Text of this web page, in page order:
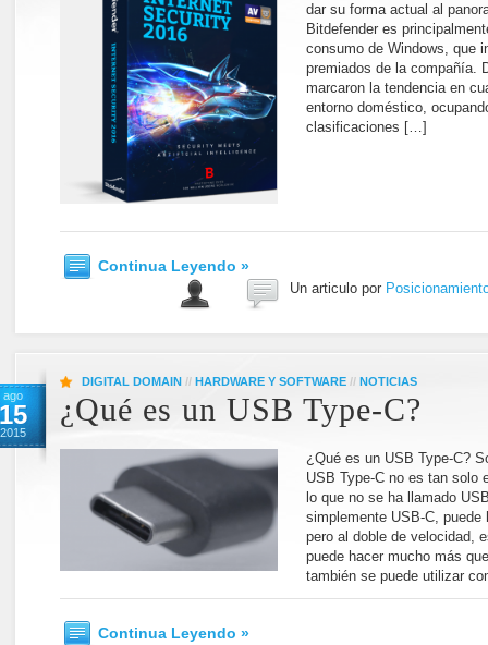
dar su forma actual al
Bitdefender es
consumo de Windows, que
premiados de la compañía.
marcaron la tendencia en
entorno doméstico,
clasificaciones […]
Continua Leyendo »
Un articulo por
ago
15
2015
DIGITAL DOMAIN // HARDWARE Y SOFTWARE // NOTICIAS
¿Qué es un USB Type-C?
¿Qué es un USB Type-C?
USB Type-C no es tan solo
lo que no se ha llamado
simplemente USB-C,
pero al doble de velocidad,
puede hacer mucho más
también se puede utilizar
Continua Leyendo »